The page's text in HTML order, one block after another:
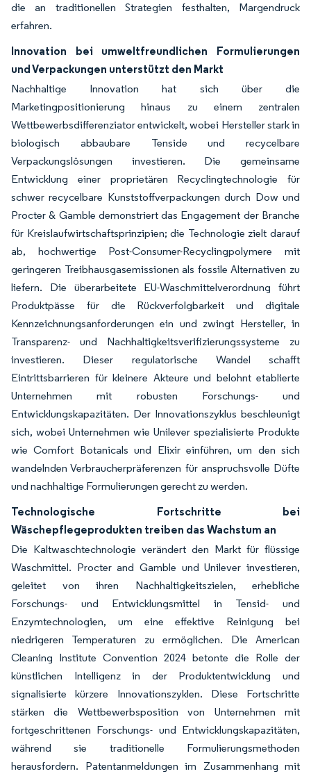
die an traditionellen Strategien festhalten, Margendruck
erfahren.
Innovation bei umweltfreundlichen Formulierungen
und Verpackungen unterstützt den Markt
Nachhaltige Innovation hat sich über die
Marketingpositionierung hinaus zu einem zentralen
Wettbewerbsdifferenziator entwickelt, wobei Hersteller stark in
biologisch abbaubare Tenside und recycelbare
Verpackungslösungen investieren. Die gemeinsame
Entwicklung einer proprietären Recyclingtechnologie für
schwer recycelbare Kunststoffverpackungen durch Dow und
Procter & Gamble demonstriert das Engagement der Branche
für Kreislaufwirtschaftsprinzipien; die Technologie zielt darauf
ab, hochwertige Post-Consumer-Recyclingpolymere mit
geringeren Treibhausgasemissionen als fossile Alternativen zu
liefern. Die überarbeitete EU-Waschmittelverordnung führt
Produktpässe für die Rückverfolgbarkeit und digitale
Kennzeichnungsanforderungen ein und zwingt Hersteller, in
Transparenz- und Nachhaltigkeitsverifizierungssysteme zu
investieren. Dieser regulatorische Wandel schafft
Eintrittsbarrieren für kleinere Akteure und belohnt etablierte
Unternehmen mit robusten Forschungs- und
Entwicklungskapazitäten. Der Innovationszyklus beschleunigt
sich, wobei Unternehmen wie Unilever spezialisierte Produkte
wie Comfort Botanicals und Elixir einführen, um den sich
wandelnden Verbraucherpräferenzen für anspruchsvolle Düfte
und nachhaltige Formulierungen gerecht zu werden.
Technologische Fortschritte bei
Wäschepflegeprodukten treiben das Wachstum an
Die Kaltwaschtechnologie verändert den Markt für flüssige
Waschmittel. Procter and Gamble und Unilever investieren,
geleitet von ihren Nachhaltigkeitszielen, erhebliche
Forschungs- und Entwicklungsmittel in Tensid- und
Enzymtechnologien, um eine effektive Reinigung bei
niedrigeren Temperaturen zu ermöglichen. Die American
Cleaning Institute Convention 2024 betonte die Rolle der
künstlichen Intelligenz in der Produktentwicklung und
signalisierte kürzere Innovationszyklen. Diese Fortschritte
stärken die Wettbewerbsposition von Unternehmen mit
fortgeschrittenen Forschungs- und Entwicklungskapazitäten,
während sie traditionelle Formulierungsmethoden
herausfordern. Patentanmeldungen im Zusammenhang mit